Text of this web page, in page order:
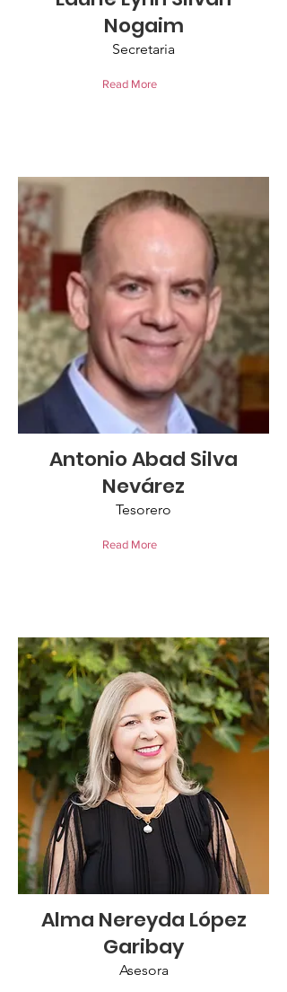
Nogaim
Secretaria
Read More
Antonio Abad Silva
Nevárez
Tesorero
Read More
Alma Nereyda López
Garibay
Asesora